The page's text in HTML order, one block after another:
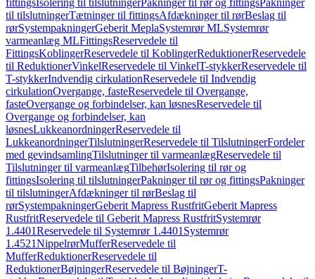
fittingsIsolering til tilslutningerPakninger til rør og fittingsPakninger
til tilslutningerTætninger til fittingsAfdækninger til rørBeslag til
rørSystempakningerGeberit MeplaSystemrør MLSystemrør
varmeanlæg MLFittingsReservedele til
FittingsKoblingerReservedele til KoblingerReduktionerReservedele
til ReduktionerVinkelReservedele til VinkelT-stykkerReservedele til
T-stykkerIndvendig cirkulationReservedele til Indvendig
cirkulationOvergange, fasteReservedele til Overgange,
fasteOvergange og forbindelser, kan løsnesReservedele til
Overgange og forbindelser, kan
løsnesLukkeanordningerReservedele til
LukkeanordningerTilslutningerReservedele til TilslutningerFordeler
med gevindsamlingTilslutninger til varmeanlægReservedele til
Tilslutninger til varmeanlægTilbehørIsolering til rør og
fittingsIsolering til tilslutningerPakninger til rør og fittingsPakninger
til tilslutningerAfdækninger til rørBeslag til
rørSystempakningerGeberit Mapress RustfritGeberit Mapress
RustfritReservedele til Geberit Mapress RustfritSystemrør
1.4401Reservedele til Systemrør 1.4401 Systemrør
1.4521NippelrørMufferReservedele til
MufferReduktionerReservedele til
ReduktionerBøjningerReservedele til BøjningerT-